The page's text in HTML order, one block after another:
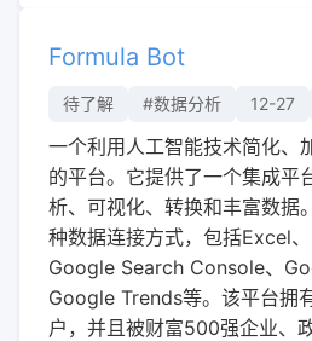
Formula Bot
待了解 #数据分析 12-27
一个利用人工智能技术简化、
的平台。它提供了一个集成平
析、可视化、转换和丰富数据
种数据连接方式，包括Excel
Google Search Console、
Google Trends等。该平台拥
户，并且被财富500强企业、